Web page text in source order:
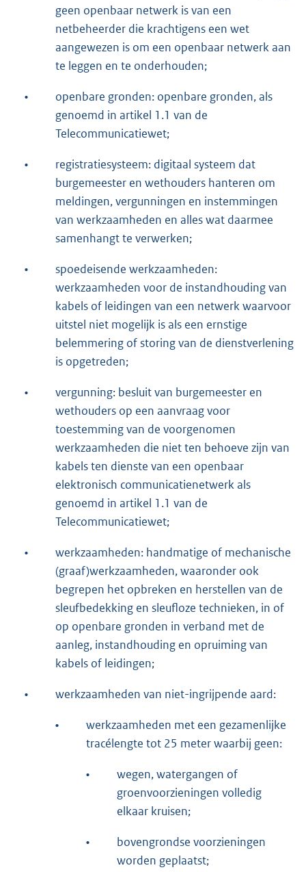
geen openbaar netwerk is van een
netbeheerder die krachtigens een wet
aangewezen is om een openbaar netwerk aan
te leggen en te onderhouden;
•
openbare gronden: openbare gronden, als
genoemd in artikel 1.1 van de
Telecommunicatiewet;
•
registratiesysteem: digitaal systeem dat
burgemeester en wethouders hanteren om
meldingen, vergunningen en instemmingen
van werkzaamheden en alles wat daarmee
samenhangt te verwerken;
•
spoedeisende werkzaamheden:
werkzaamheden voor de instandhouding van
kabels of leidingen van een netwerk waarvoor
uitstel niet mogelijk is als een ernstige
belemmering of storing van de dienstverlening
is opgetreden;
•
vergunning: besluit van burgemeester en
wethouders op een aanvraag voor
toestemming van de voorgenomen
werkzaamheden die niet ten behoeve zijn van
kabels ten dienste van een openbaar
elektronisch communicatienetwerk als
genoemd in artikel 1.1 van de
Telecommunicatiewet;
•
werkzaamheden: handmatige of mechanische
(graaf)werkzaamheden, waaronder ook
begrepen het opbreken en herstellen van de
sleufbedekking en sleufloze technieken, in of
op openbare gronden in verband met de
aanleg, instandhouding en opruiming van
kabels of leidingen;
• werkzaamheden van niet-ingrijpende aard:
•
werkzaamheden met een gezamenlijke
tracélengte tot 25 meter waarbij geen:
•
wegen, watergangen of
groenvoorzieningen volledig
elkaar kruisen;
•
bovengrondse voorzieningen
worden geplaatst;